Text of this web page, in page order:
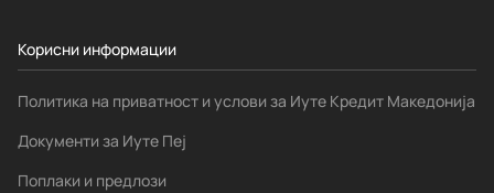
Корисни информации
Политика на приватност и услови за Иуте Кредит Македонија
Документи за Иуте Пеј
Поплаки и предлози